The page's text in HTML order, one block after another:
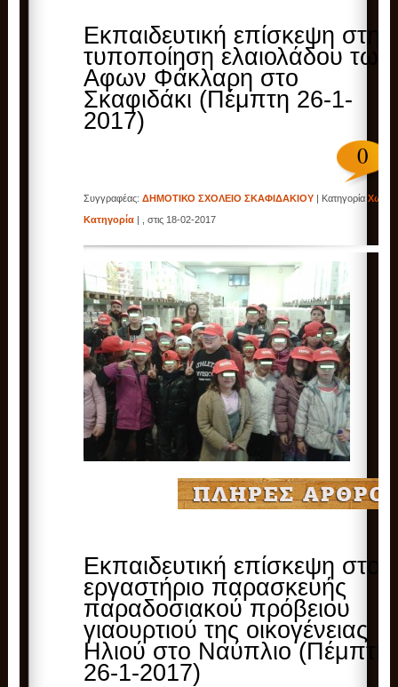
Εκπαιδευτική επίσκεψη στην
τυποποίηση ελαιολάδου των
Αφων Φάκλαρη στο
Σκαφιδάκι (Πέμπτη 26-1-
2017)
0
Συγγραφέας:ΔΗΜΟΤΙΚΟ ΣΧΟΛΕΙΟ ΣΚΑΦΙΔΑΚΙΟΥ | ΚατηγορίαΧωρίς
Κατηγορία | , στις 18-02-2017
Εκπαιδευτική επίσκεψη στο
εργαστήριο παρασκευής
παραδοσιακού πρόβειου
γιαουρτιού της οικογένειας
Ηλιού στο Ναύπλιο (Πέμπτη
26-1-2017)